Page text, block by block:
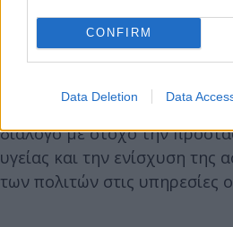
CONFIRM
Data Deletion Data
«Η όραση είναι δημόσιο
και, ιδίως, το παιδί
επιστημονική καθοδήγηση
διπλωματούχου Οπτικού –
ΠΣΟΟ, καλώντας το
διάλογο με στόχο την
υγείας και την ενίσχυση
των πολιτών στις υπηρεσίες